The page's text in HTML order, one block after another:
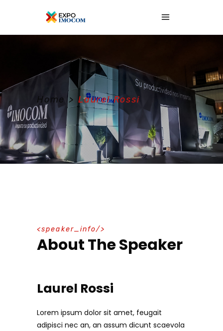
Home > Laurel Rossi
speaker_info
About The Speaker
Laurel Rossi
Lorem ipsum dolor sit amet, feugait
adipisci nec an, an assum dicunt scaevola